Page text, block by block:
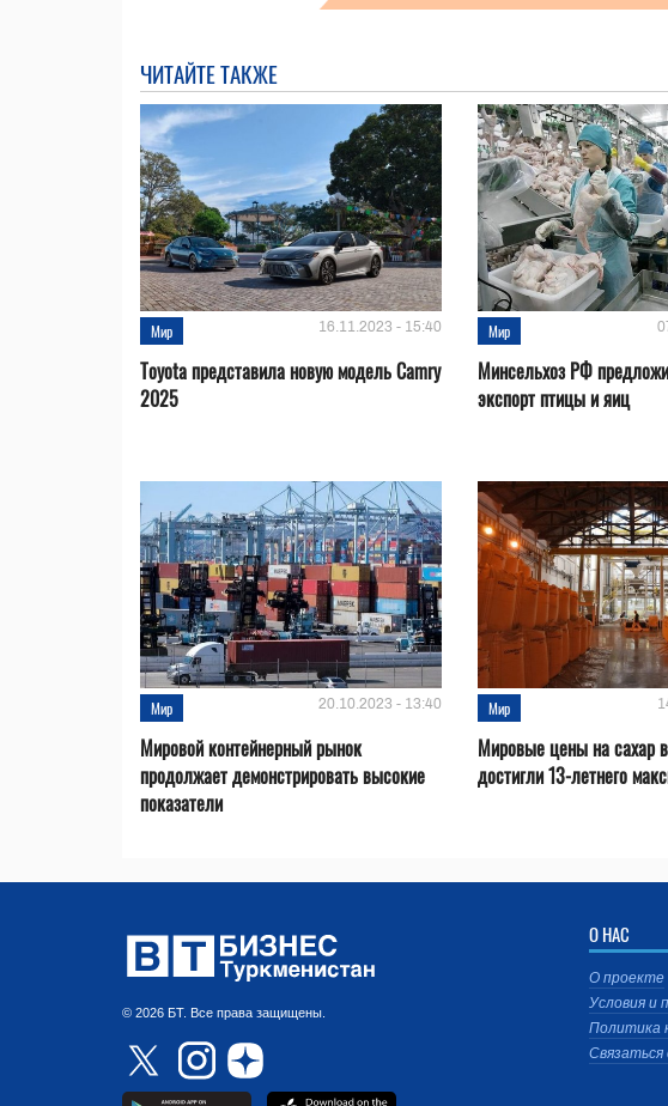
ЧИТАЙТЕ ТАКЖЕ
Мир 16.11.2023 - 15:40
Toyota представила новую модель Camry
2025
Мир
Минсельхоз РФ
экспорт птицы и яиц
Мир 20.10.2023 - 13:40
Мировой контейнерный рынок
продолжает демонстрировать высокие
показатели
Мир
Мировые цены на сахар
достигли 13-летнего
© 2026 БТ. Все права защищены.
О НАС
О проекте
Условия и
Политика
Связаться